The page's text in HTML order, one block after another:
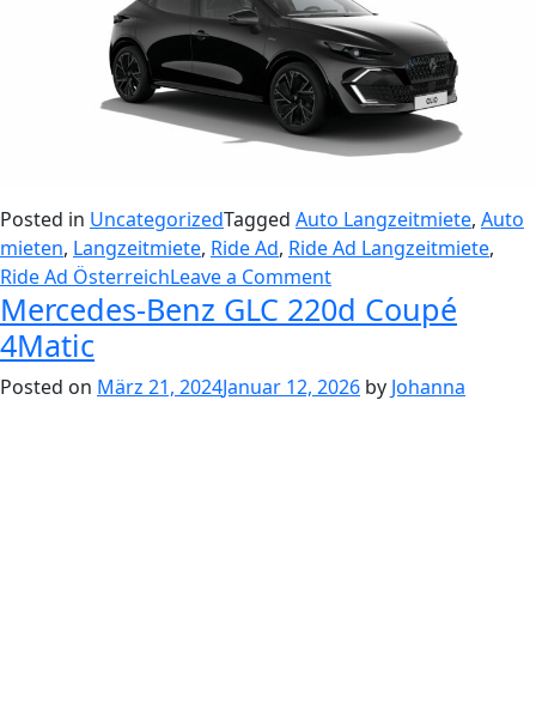
Posted in UncategorizedTagged Auto Langzeitmiete, Auto
mieten, Langzeitmiete, Ride Ad, Ride Ad Langzeitmiete,
Ride Ad ÖsterreichLeave a Commenton
Renault
Clio
Tech
Mercedes-Benz GLC 220d Coupé
4Matic
Posted on März 21, 2024Januar 12, 2026 by Johanna